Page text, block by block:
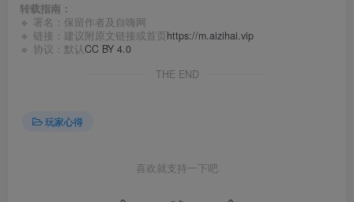
转载指南：
🔹 署名：保留作者及 自嗨网
🔹 链接：建议附原文链接或首页https://m.aizihai.vip
🔹 协议：默认CC BY 4.0
THE END
玩家心得
喜欢就支持一下吧